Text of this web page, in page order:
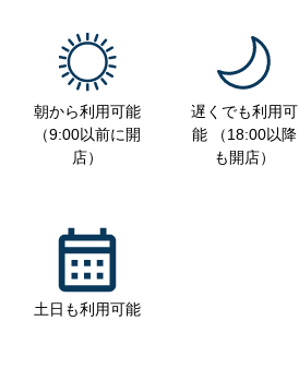
朝から利用可能
（9:00以前に開
店）
遅くでも利用可
能 （18:00以降
も開店）
土日も利用可能